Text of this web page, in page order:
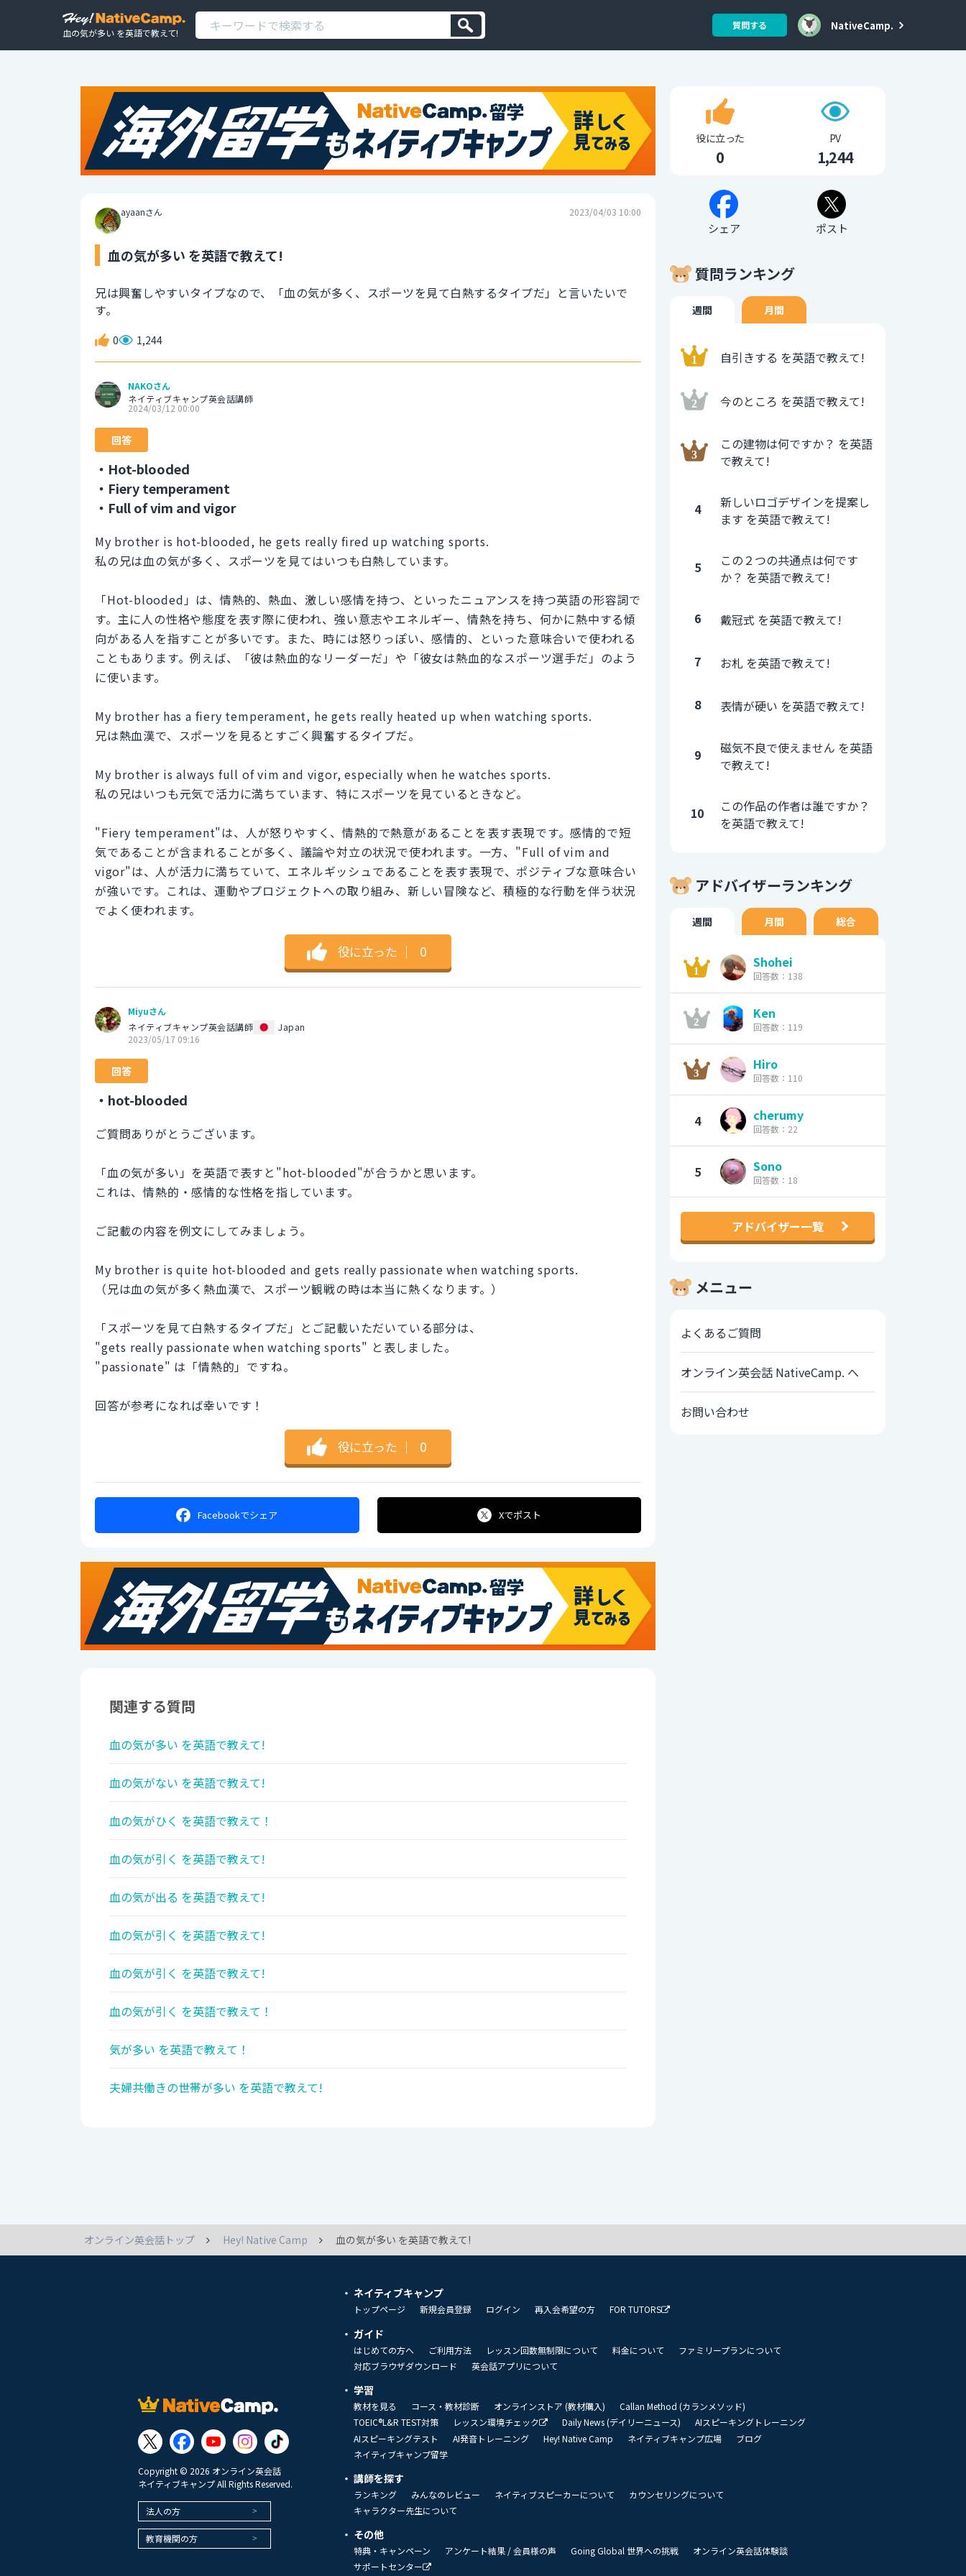
血の気が多い を英語で教えて!
質問する NativeCamp.
ayaanさん 2023/04/03 10:00
血の気が多い を英語で教えて!
兄は興奮しやすいタイプなので、「血の気が多く、スポーツを見て白熱するタイプだ」と言いたいで
す。
0 1,244
NAKOさん
ネイティブキャンプ英会話講師
2024/03/12 00:00
回答
・Hot-blooded
・Fiery temperament
・Full of vim and vigor
My brother is hot-blooded, he gets really fired up watching sports.
私の兄は血の気が多く、スポーツを見てはいつも白熱しています。
「Hot-blooded」は、情熱的、熱血、激しい感情を持つ、といったニュアンスを持つ英語の形容詞で
す。主に人の性格や態度を表す際に使われ、強い意志やエネルギー、情熱を持ち、何かに熱中する傾
向がある人を指すことが多いです。また、時には怒りっぽい、感情的、といった意味合いで使われる
こともあります。例えば、「彼は熱血的なリーダーだ」や「彼女は熱血的なスポーツ選手だ」のよう
に使います。
My brother has a fiery temperament, he gets really heated up when watching sports.
兄は熱血漢で、スポーツを見るとすごく興奮するタイプだ。
My brother is always full of vim and vigor, especially when he watches sports.
私の兄はいつも元気で活力に満ちています、特にスポーツを見ているときなど。
"Fiery temperament"は、人が怒りやすく、情熱的で熱意があることを表す表現です。感情的で短
気であることが含まれることが多く、議論や対立の状況で使われます。一方、"Full of vim and
vigor"は、人が活力に満ちていて、エネルギッシュであることを表す表現で、ポジティブな意味合い
が強いです。これは、運動やプロジェクトへの取り組み、新しい冒険など、積極的な行動を伴う状況
でよく使われます。
役に立った ｜ 0
Miyuさん
ネイティブキャンプ英会話講師
Japan
2023/05/17 09:16
回答
・hot-blooded
ご質問ありがとうございます。
「血の気が多い」を英語で表すと"hot-blooded"が合うかと思います。
これは、情熱的・感情的な性格を指しています。
ご記載の内容を例文にしてみましょう。
My brother is quite hot-blooded and gets really passionate when watching sports.
（兄は血の気が多く熱血漢で、スポーツ観戦の時は本当に熱くなります。）
「スポーツを見て白熱するタイプだ」とご記載いただいている部分は、
"gets really passionate when watching sports" と表しました。
"passionate" は「情熱的」ですね。
回答が参考になれば幸いです！
役に立った ｜ 0
Facebookでシェア Xでポスト
関連する質問
血の気が多い を英語で教えて!
血の気がない を英語で教えて!
血の気がひく を英語で教えて！
血の気が引く を英語で教えて!
血の気が出る を英語で教えて!
血の気が引く を英語で教えて!
血の気が引く を英語で教えて!
血の気が引く を英語で教えて！
気が多い を英語で教えて！
夫婦共働きの世帯が多い を英語で教えて!
役に立った
0
PV
1,244
シェア ポスト
質問ランキング
週間 月間
自引きする を英語で教えて!
今のところ を英語で教えて!
この建物は何ですか？ を英語
で教えて!
4
新しいロゴデザインを提案し
ます を英語で教えて!
5
この２つの共通点は何です
か？ を英語で教えて!
6 戴冠式 を英語で教えて!
7 お札 を英語で教えて!
8 表情が硬い を英語で教えて!
9
磁気不良で使えません を英語
で教えて!
10
この作品の作者は誰ですか？
を英語で教えて!
アドバイザーランキング
週間 月間 総合
Shohei
回答数：138
Ken
回答数：119
Hiro
回答数：110
4 cherumy
回答数：22
5 Sono
回答数：18
アドバイザー一覧
メニュー
よくあるご質問
オンライン英会話 NativeCamp. へ
お問い合わせ
オンライン英会話トップ Hey! Native Camp 血の気が多い を英語で教えて!
Copyright © 2026 オンライン英会話
ネイティブキャンプ All Rights Reserved.
法人の方
教育機関の方
ネイティブキャンプ
トップページ 新規会員登録 ログイン 再入会希望の方 FOR TUTORS
ガイド
はじめての方へ ご利用方法 レッスン回数無制限について 料金について
ファミリープランについて
対応ブラウザダウンロード
英会話アプリについて
学習
教材を見る コース・教材診断 オンラインストア (教材購入)
Callan Method (カランメソッド)
TOEIC®L&R TEST対策
レッスン環境チェック Daily News (デイリーニュース)
AIスピーキングトレーニング
AIスピーキングテスト
AI発音トレーニング Hey! Native Camp ネイティブキャンプ広場
ブログ
ネイティブキャンプ留学
講師を探す
ランキング みんなのレビュー ネイティブスピーカーについて
カウンセリングについて
キャラクター先生について
その他
特典・キャンペーン アンケート結果 / 会員様の声 Going Global 世界への挑戦
オンライン英会話体験談
サポートセンター